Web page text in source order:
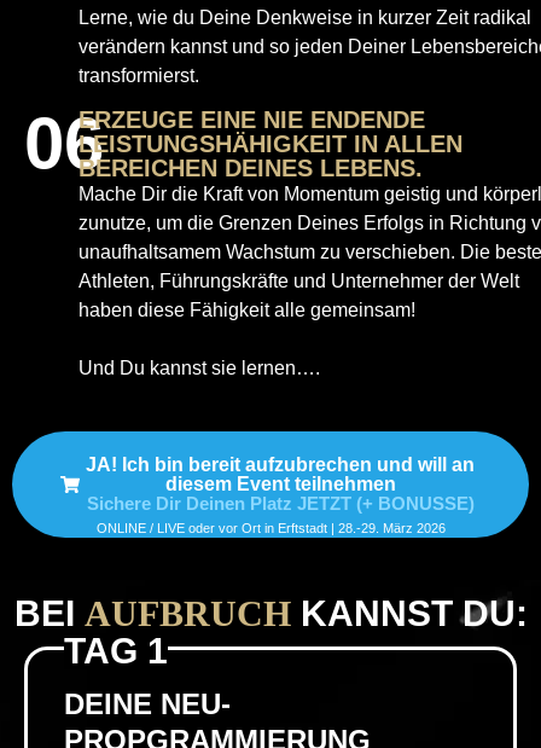
Lerne, wie du Deine Denkweise in kurzer Zeit radikal
verändern kannst und so jeden Deiner
transformierst.
06ERZEUGE EINE NIE ENDENDE
LEISTUNGSHÄHIGKEIT IN ALLEN
BEREICHEN DEINES LEBENS.
Mache Dir die Kraft von Momentum geistig und
zunutze, um die Grenzen Deines Erfolgs in Richtung
unaufhaltsamem Wachstum zu verschieben. Die
Athleten, Führungskräfte und Unternehmer der Welt
haben diese Fähigkeit alle gemeinsam!
Und Du kannst sie lernen….
JA! Ich bin bereit aufzubrechen und will an
diesem Event teilnehmen
Sichere Dir Deinen Platz JETZT (+ BONUSSE)
ONLINE / LIVE oder vor Ort in Erftstadt | 28.-29. März 2026
BEI AUFBRUCH KANNST DU:
TAG 1
DEINE NEU-
PROPGRAMMIERUNG